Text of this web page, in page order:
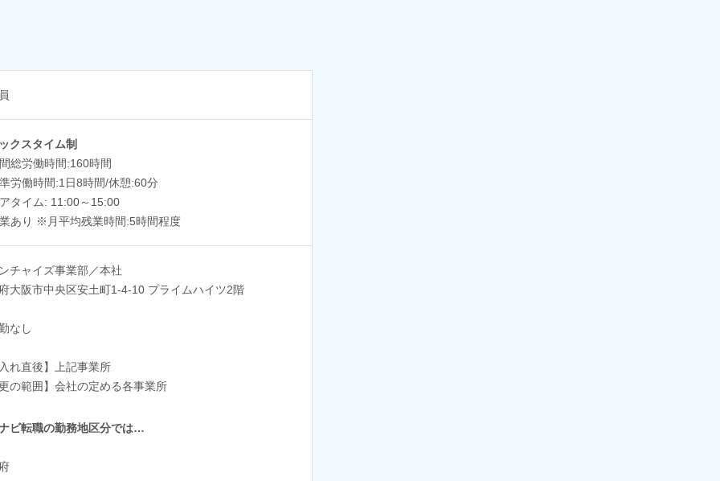
クスタイム制
総労働時間:160時間
労働時間:1日8時間/休憩:60分
タイム: 11:00～15:00
あり ※月平均残業時間:5時間程度
チャイズ事業部／本社
大阪市中央区安土町1-4-10 プライムハイツ2階
なし
れ直後】上記事業所
の範囲】会社の定める各事業所
ビ転職の勤務地区分では…